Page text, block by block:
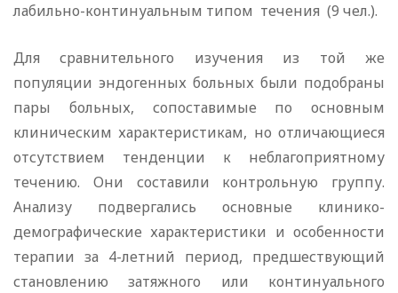
лабильно-континуальным типом течения (9 чел.).
Для сравнительного изучения из той же
популяции эндогенных больных были подобраны
пары больных, сопоставимые по основным
клиническим характеристикам, но отличающиеся
отсутствием тенденции к неблагоприятному
течению. Они составили контрольную группу.
Анализу подвергались основные клинико-
демографические характеристики и особенности
терапии за 4-летний период, предшествующий
становлению затяжного или континуального